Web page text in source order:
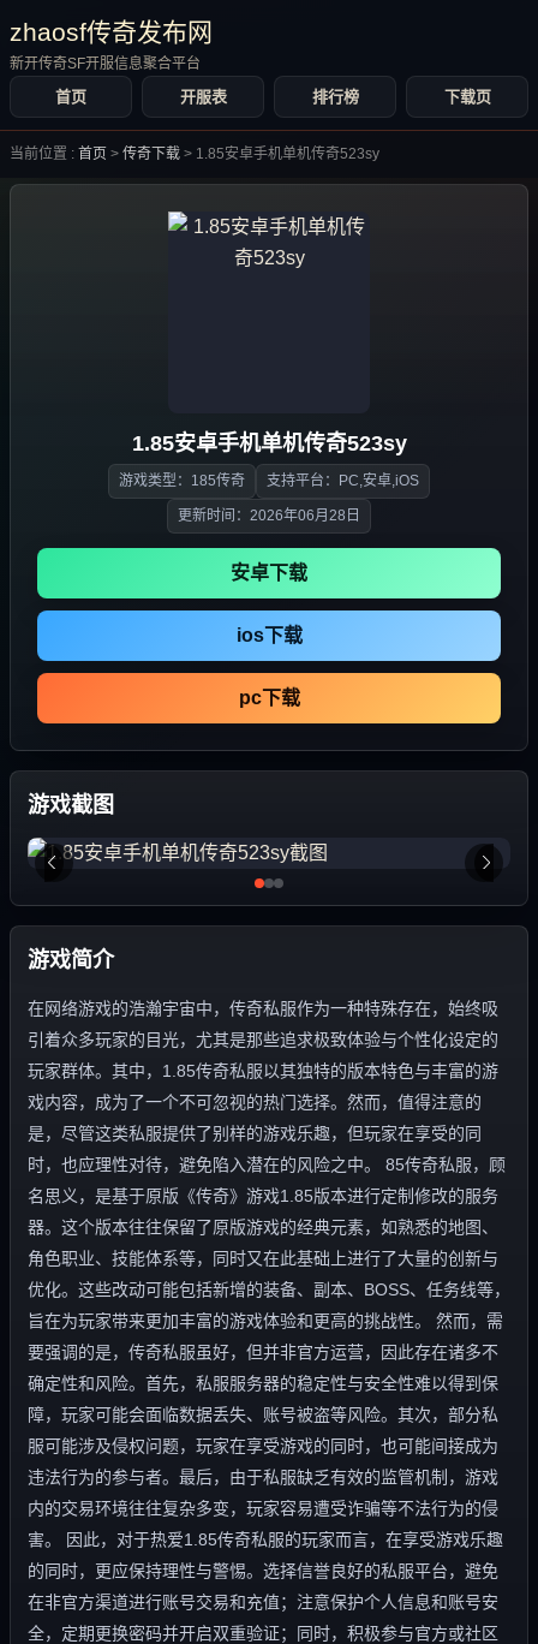
zhaosf传奇发布网
新开传奇SF开服信息聚合平台
首页 开服表 排行榜 下载页
当前位置 : 首页 > 传奇下载 > 1.85安卓手机单机传奇523sy
1.85安卓手机单机传奇523sy
游戏类型：185传奇 支持平台：PC,安卓,iOS
更新时间：2026年06月28日
安卓下载
ios下载
pc下载
游戏截图
游戏简介
在网络游戏的浩瀚宇宙中，传奇私服作为一种特殊存在，始终吸
引着众多玩家的目光，尤其是那些追求极致体验与个性化设定的
玩家群体。其中，1.85传奇私服以其独特的版本特色与丰富的游
戏内容，成为了一个不可忽视的热门选择。然而，值得注意的
是，尽管这类私服提供了别样的游戏乐趣，但玩家在享受的同
时，也应理性对待，避免陷入潜在的风险之中。 85传奇私服，顾
名思义，是基于原版《传奇》游戏1.85版本进行定制修改的服务
器。这个版本往往保留了原版游戏的经典元素，如熟悉的地图、
角色职业、技能体系等，同时又在此基础上进行了大量的创新与
优化。这些改动可能包括新增的装备、副本、BOSS、任务线等，
旨在为玩家带来更加丰富的游戏体验和更高的挑战性。 然而，需
要强调的是，传奇私服虽好，但并非官方运营，因此存在诸多不
确定性和风险。首先，私服服务器的稳定性与安全性难以得到保
障，玩家可能会面临数据丢失、账号被盗等风险。其次，部分私
服可能涉及侵权问题，玩家在享受游戏的同时，也可能间接成为
违法行为的参与者。最后，由于私服缺乏有效的监管机制，游戏
内的交易环境往往复杂多变，玩家容易遭受诈骗等不法行为的侵
害。 因此，对于热爱1.85传奇私服的玩家而言，在享受游戏乐趣
的同时，更应保持理性与警惕。选择信誉良好的私服平台，避免
在非官方渠道进行账号交易和充值；注意保护个人信息和账号安
全，定期更换密码并开启双重验证；同时，积极参与官方或社区